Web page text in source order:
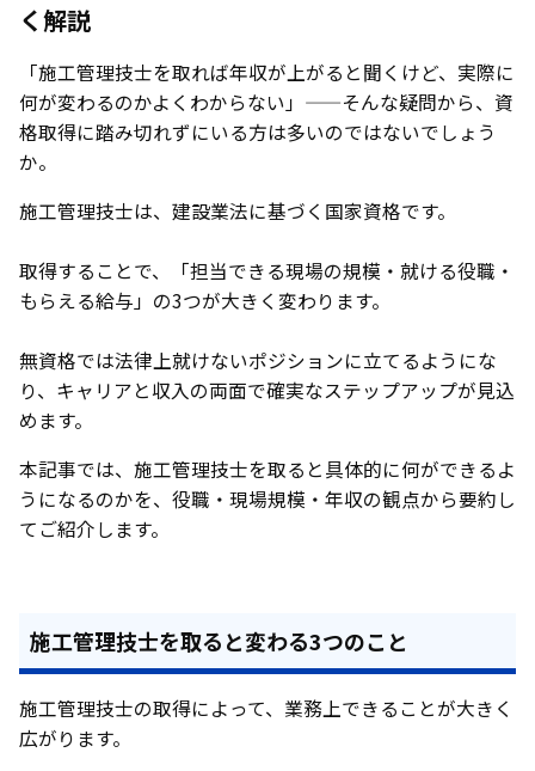
く解説
「施工管理技士を取れば年収が上がると聞くけど、実際に
何が変わるのかよくわからない」——そんな疑問から、資
格取得に踏み切れずにいる方は多いのではないでしょう
か。
施工管理技士は、建設業法に基づく国家資格です。
取得することで、「担当できる現場の規模・就ける役職・
もらえる給与」の3つが大きく変わります。
無資格では法律上就けないポジションに立てるようにな
り、キャリアと収入の両面で確実なステップアップが見込
めます。
本記事では、施工管理技士を取ると具体的に何ができるよ
うになるのかを、役職・現場規模・年収の観点から要約し
てご紹介します。
施工管理技士を取ると変わる3つのこと
施工管理技士の取得によって、業務上できることが大きく
広がります。